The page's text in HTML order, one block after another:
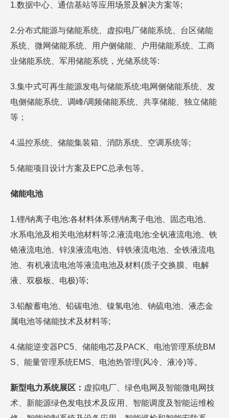
1.数据中心、通信基站等应用场景及解决方案等;
2.分布式能源与储能系统、虚拟电厂储能系统、台区储能
系统、微网储能系统、用户侧储能、户用储能系统、工商
业储能系统、军用储能系统，光储系统等:
3.集中式可再生能源发电与储能系统:电网侧储能系统、发
电侧储能系统、调峰/调频储能系统、共享储能、独立储能
等；
4.温控系统、储能集装箱、消防系统、空调系统等;
5.储能项目设计方案及EPC总承包等。
储能电池
1.锂/钠离子电池:各材料体系锂/钠离子电池、固态电池、
水系电池及相关电池材料等;2.液流电池:全钒液流电池、铁
铬液流电池、锌溴液流电池、锌铁液流电池、全铁液流电
池、有机液流电池等液流电池及材料(质子交换膜、电解
液、双极板、电极)等;
3.铅酸蓄电池、铅碳电池、镍氢电池、钠硫电池、液态金
属电池等储能技术及材料等;
4.储能逆变器PC5、储能电芯及PACK、电池管理系统BM
S、能量管理系统EMS、电池热管理(风冷、液冷)等。
新型电力系统展区： 虚拟电厂、绿色电网及智能微电网技
术、新能源绿色发电技术及应用、智能调度及智能运维检